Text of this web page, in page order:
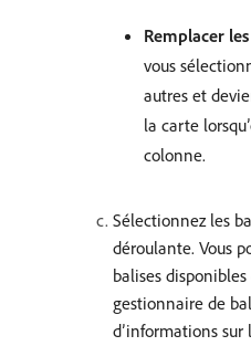
Remplacer
vous
autres et
la carte
colonne.
Sélectionnez les
déroulante. Vous
balises
gestionnaire de
d’informations sur